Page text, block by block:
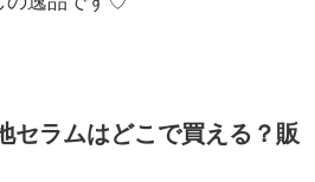
セラムはどこで買える？販